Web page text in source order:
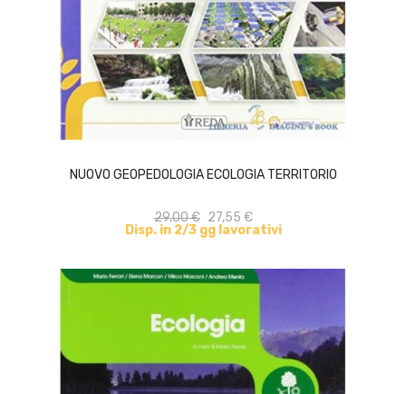
NUOVO GEOPEDOLOGIA ECOLOGIA TERRITORIO
29,00 € 27,55 €
Disp. in 2/3 gg lavorativi
ACQUISTA